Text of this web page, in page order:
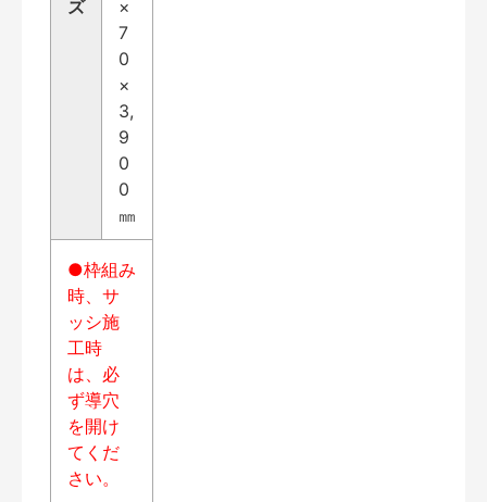
ズ
×
7
0
×
3,
9
0
0
㎜
●枠組み
時、サ
ッシ施
工時
は、必
ず導穴
を開け
てくだ
さい。